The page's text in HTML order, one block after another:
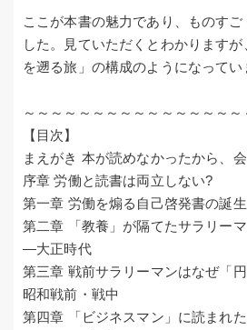
ここが本書の魅力であり、ものす
した。見ていただくとわかります
を遡る旅」の構成のようになってい
～～～～～～～～～～～～～～～
【目次】
まえがき 本が読めなかったから、
序章 労働と読書は両立しない?
第一章 労働を煽る自己啓発書の誕
第二章 「教養」が隔てたサラリー
―大正時代
第三章 戦前サラリーマンはなぜ「
昭和戦前・戦中
第四章 「ビジネスマン」に読まれ